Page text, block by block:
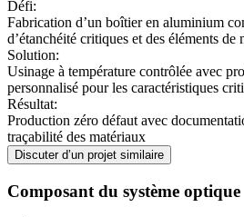
Défi:
Fabrication d’un boîtier en aluminium
d’étanchéité critiques et des éléments de
Solution:
Usinage à température contrôlée avec
personnalisé pour les caractéristiques
Résultat:
Production zéro défaut avec
traçabilité des matériaux
Discuter d’un projet similaire
Composant du système optique